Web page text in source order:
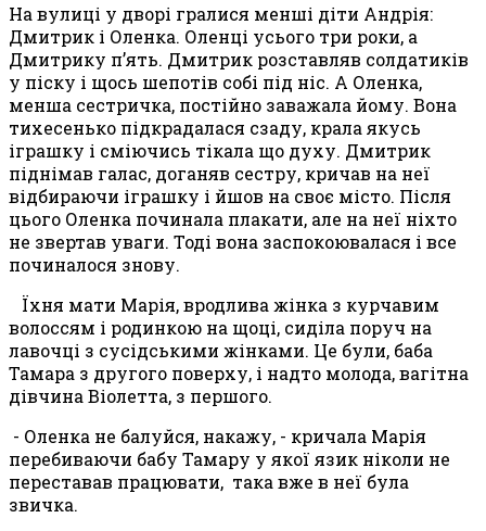
На вулиці у дворі гралися менші діти Андрія:
Дмитрик і Оленка. Оленці усього три роки, а
Дмитрику п’ять. Дмитрик розставляв солдатиків
у піску і щось шепотів собі під ніс. А Оленка,
менша сестричка, постійно заважала йому. Вона
тихесенько підкрадалася сзаду, крала якусь
іграшку і сміючись тікала що духу. Дмитрик
піднімав галас, доганяв сестру, кричав на неї
відбираючи іграшку і йшов на своє місто. Після
цього Оленка починала плакати, але на неї ніхто
не звертав уваги. Тоді вона заспокоювалася і все
починалося знову.
Їхня мати Марія, вродлива жінка з курчавим
волоссям і родинкою на щоці, сиділа поруч на
лавочці з сусідськими жінками. Це були, баба
Тамара з другого поверху, і надто молода, вагітна
дівчина Віолетта, з першого.
- Оленка не балуйся, накажу, - кричала Марія
перебиваючи бабу Тамару у якої язик ніколи не
переставав працювати, така вже в неї була
звичка.